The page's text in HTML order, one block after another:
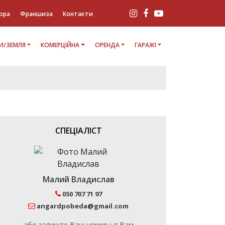
Франшиза Контакти
ЗЕМЛЯ КОМЕРЦІЙНА ОРЕНДА ГАРАЖІ
СПЕЦІАЛІСТ
Малий Владислав
050 707 71 97
angardpobeda@gmail.com